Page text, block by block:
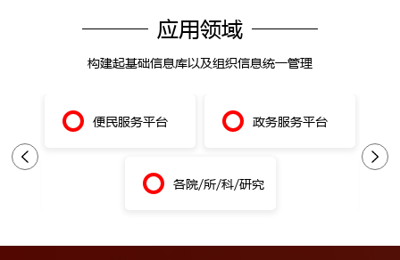
应用领域
构建起基础信息库以及组织信息统一管理
便民服务平台 政务服务平台
各院/所/科/研究